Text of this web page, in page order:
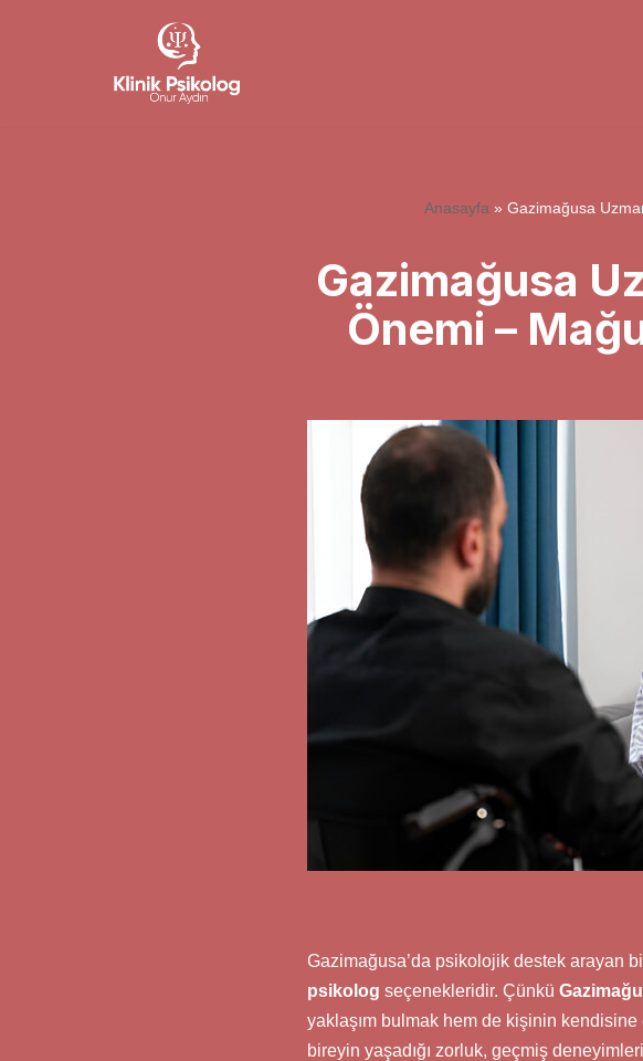
Anasayfa » Gazimağusa
Gazimağusa
Önemi –
Gazimağusa’da psikolojik destek arayan
psikolog seçenekleridir. Çünkü
yaklaşım bulmak hem de kişinin
bireyin yaşadığı zorluk, geçmiş